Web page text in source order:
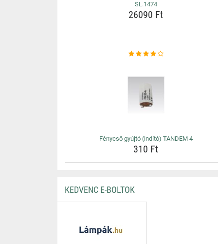
SL.1474
26090 Ft
Fénycső gyújtó (indító) TANDEM 4
310 Ft
KEDVENC E-BOLTOK